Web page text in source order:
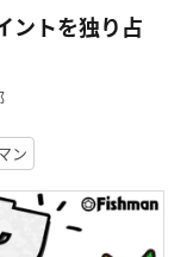
ントを独り占
ン